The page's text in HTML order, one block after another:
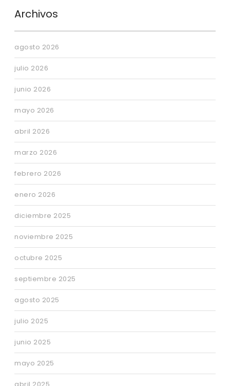
Archivos
agosto 2026
julio 2026
junio 2026
mayo 2026
abril 2026
marzo 2026
febrero 2026
enero 2026
diciembre 2025
noviembre 2025
octubre 2025
septiembre 2025
agosto 2025
julio 2025
junio 2025
mayo 2025